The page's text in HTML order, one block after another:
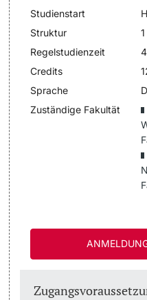
weitere Informationen
Termine & Fristen
Dokumente und
«Start Smart»-Week
Studienstart
Struktur
Regelstudienzeit
Credits
Sprache
Zuständige Fakultät